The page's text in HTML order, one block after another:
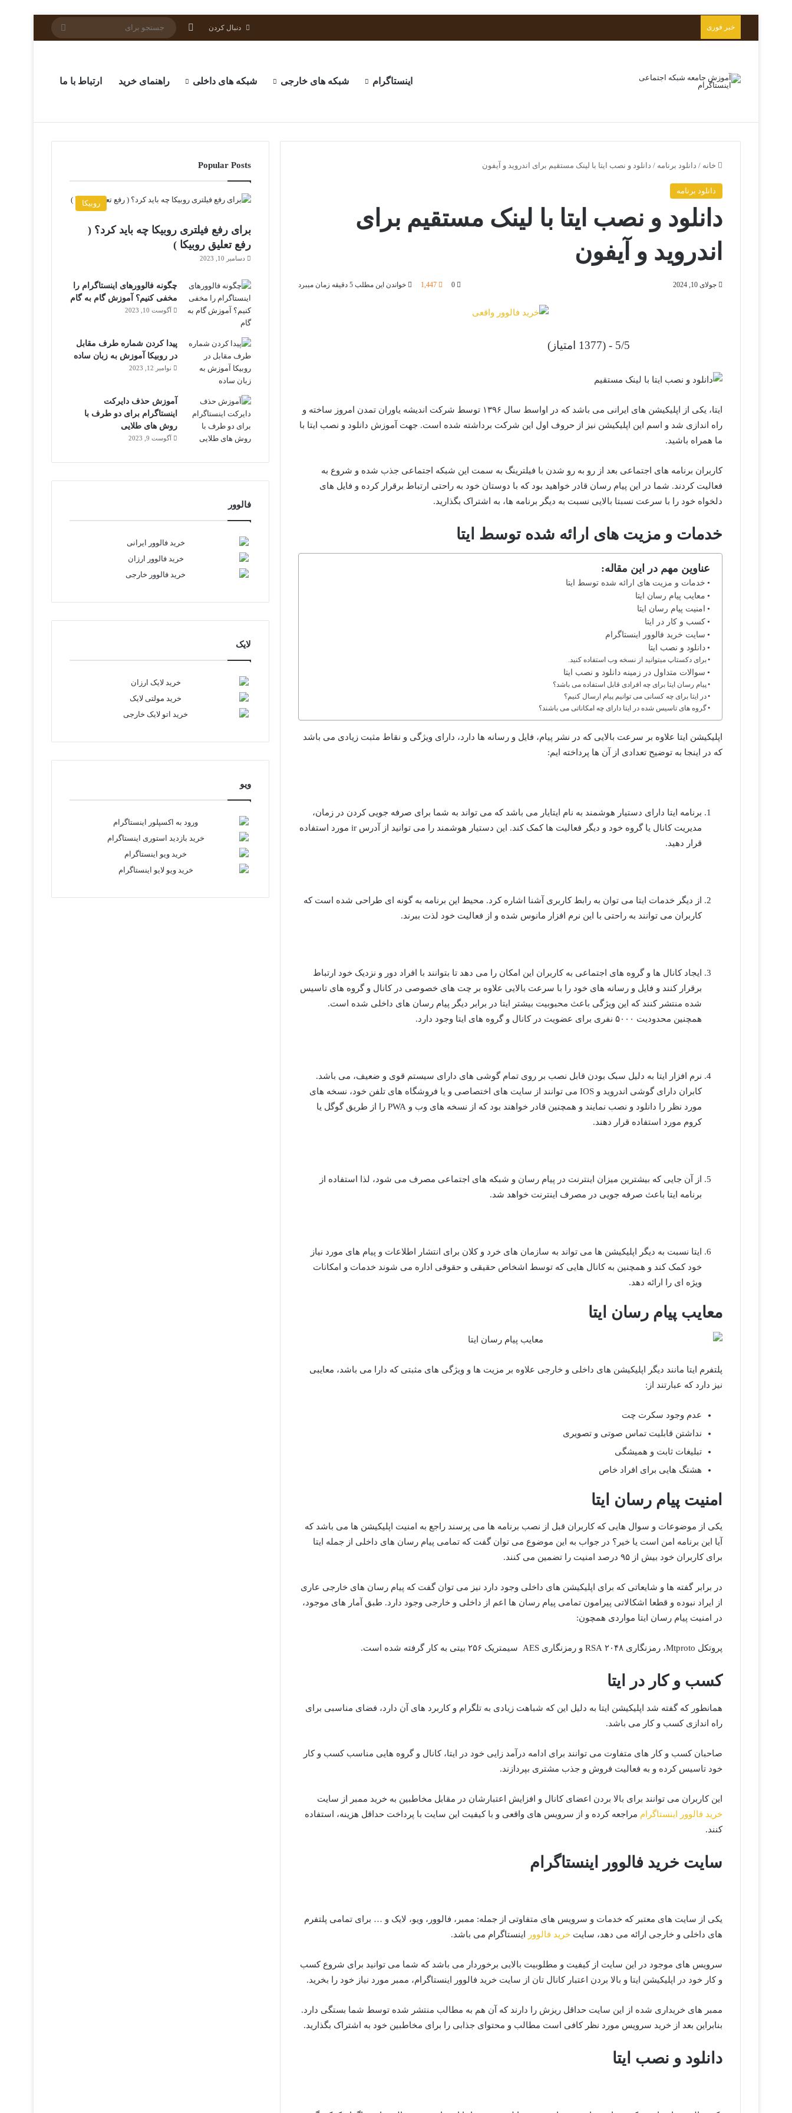
خبر فوری دنبال کردن سایدبار
اینستاگرام شبکه های خارجی شبکه های داخلی راهنمای خرید ارتباط با ما
خانه / دانلود برنامه / دانلود و نصب ایتا با لینک مستقیم برای اندروید و آیفون
دانلود برنامه
دانلود و نصب ایتا با لینک مستقیم برای
اندروید و آیفون
جولای 10, 2024 0
1,447 خواندن این مطلب 5 دقیقه زمان میبرد
5/5 - (1377 امتیاز)
ایتا، یکی از اپلیکیشن های ایرانی می باشد که در اواسط سال ۱۳۹۶ توسط شرکت اندیشه یاوران تمدن امروز ساخته و
راه اندازی شد و اسم این اپلیکیشن نیز از حروف اول این شرکت برداشته شده است. جهت آموزش دانلود و نصب ایتا با
ما همراه باشید.
کاربران برنامه های اجتماعی بعد از رو به رو شدن با فیلترینگ به سمت این شبکه اجتماعی جذب شده و شروع به
فعالیت کردند. شما در این پیام رسان قادر خواهید بود که با دوستان خود به راحتی ارتباط برقرار کرده و فایل های
دلخواه خود را با سرعت نسبتا بالایی نسبت به دیگر برنامه ها، به اشتراک بگذارید.
خدمات و مزیت های ارائه شده توسط ایتا
عناوین مهم در این مقاله:
خدمات و مزیت های ارائه شده توسط ایتا
معایب پیام رسان ایتا
امنیت پیام رسان ایتا
کسب و کار در ایتا
سایت خرید فالوور اینستاگرام
دانلود و نصب ایتا
برای دکستاپ میتوانید از نسخه وب استفاده کنید.
سوالات متداول در زمینه دانلود و نصب ایتا
پیام رسان ایتا برای چه افرادی قابل استفاده می باشد؟
در ایتا برای چه کسانی می توانیم پیام ارسال کنیم؟
گروه های تاسیس شده در ایتا دارای چه امکاناتی می باشند؟
اپلیکیشن ایتا علاوه بر سرعت بالایی که در نشر پیام، فایل و رسانه ها دارد، دارای ویژگی و نقاط مثبت زیادی می باشد
که در اینجا به توضیح تعدادی از آن ها پرداخته ایم:
برنامه ایتا دارای دستیار هوشمند به نام ایتایار می باشد که می تواند به شما برای صرفه جویی کردن در زمان،
مدیریت کانال یا گروه خود و دیگر فعالیت ها کمک کند. این دستیار هوشمند را می توانید از آدرس ir مورد استفاده
قرار دهید.
از دیگر خدمات ایتا می توان به رابط کاربری آشنا اشاره کرد. محیط این برنامه به گونه ای طراحی شده است که
کاربران می توانند به راحتی با این نرم افزار مانوس شده و از فعالیت خود لذت ببرند.
ایجاد کانال ها و گروه های اجتماعی به کاربران این امکان را می دهد تا بتوانند با افراد دور و نزدیک خود ارتباط
برقرار کنند و فایل و رسانه های خود را با سرعت بالایی علاوه بر چت های خصوصی در کانال و گروه های تاسیس
شده منتشر کنند که این ویژگی باعث محبوبیت بیشتر ایتا در برابر دیگر پیام رسان های داخلی شده است.
همچنین محدودیت ۵۰۰۰ نفری برای عضویت در کانال و گروه های ایتا وجود دارد.
نرم افزار ایتا به دلیل سبک بودن قابل نصب بر روی تمام گوشی های دارای سیستم قوی و ضعیف، می باشد.
کابران دارای گوشی اندروید و IOS می توانند از سایت های اختصاصی و یا فروشگاه های تلفن خود، نسخه های
مورد نظر را دانلود و نصب نمایند و همچنین قادر خواهند بود که از نسخه های وب و PWA را از طریق گوگل یا
کروم مورد استفاده قرار دهند.
از آن جایی که بیشترین میزان اینترنت در پیام رسان و شبکه های اجتماعی مصرف می شود، لذا استفاده از
برنامه ایتا باعث صرفه جویی در مصرف اینترنت خواهد شد.
ایتا نسبت به دیگر اپلیکیشن ها می تواند به سازمان های خرد و کلان برای انتشار اطلاعات و پیام های مورد نیاز
خود کمک کند و همچنین به کانال هایی که توسط اشخاص حقیقی و حقوقی اداره می شوند خدمات و امکانات
ویژه ای را ارائه دهد.
معایب پیام رسان ایتا
پلتفرم ایتا مانند دیگر اپلیکیشن های داخلی و خارجی علاوه بر مزیت ها و ویژگی های مثبتی که دارا می باشد، معایبی
نیز دارد که عبارتند از:
عدم وجود سکرت چت
نداشتن قابلیت تماس صوتی و تصویری
تبلیغات ثابت و همیشگی
هشتگ هایی برای افراد خاص
امنیت پیام رسان ایتا
یکی از موضوعات و سوال هایی که کاربران قبل از نصب برنامه ها می پرسند راجع به امنیت اپلیکیشن ها می باشد که
آیا این برنامه امن است یا خیر؟ در جواب به این موضوع می توان گفت که تمامی پیام رسان های داخلی از جمله ایتا
برای کاربران خود بیش از ۹۵ درصد امنیت را تضمین می کنند.
در برابر گفته ها و شایعاتی که برای اپلیکیشن های داخلی وجود دارد نیز می توان گفت که پیام رسان های خارجی عاری
از ایراد نبوده و قطعا اشکالاتی پیرامون تمامی پیام رسان ها اعم از داخلی و خارجی وجود دارد. طبق آمار های موجود،
در امنیت پیام رسان ایتا مواردی همچون:
پروتکل Mtproto، رمزنگاری ۲۰۴۸ RSA و رمزنگاری AES سیمتریک ۲۵۶ بیتی به کار گرفته شده است.
کسب و کار در ایتا
همانطور که گفته شد اپلیکیشن ایتا به دلیل این که شباهت زیادی به تلگرام و کاربرد های آن دارد، فضای مناسبی برای
راه اندازی کسب و کار می باشد.
صاحبان کسب و کار های متفاوت می توانند برای ادامه درآمد زایی خود در ایتا، کانال و گروه هایی مناسب کسب و کار
خود تاسیس کرده و به فعالیت فروش و جذب مشتری بپردازند.
این کاربران می توانند برای بالا بردن اعضای کانال و افزایش اعتبارشان در مقابل مخاطبین به خرید ممبر از سایت
خرید فالوور اینستاگرام مراجعه کرده و از سرویس های واقعی و با کیفیت این سایت با پرداخت حداقل هزینه، استفاده
کنند.
سایت خرید فالوور اینستاگرام
یکی از سایت های معتبر که خدمات و سرویس های متفاوتی از جمله: ممبر، فالوور، ویو، لایک و … برای تمامی پلتفرم
های داخلی و خارجی ارائه می دهد، سایت خرید فالوور اینستاگرام می باشد.
سرویس های موجود در این سایت از کیفیت و مطلوبیت بالایی برخوردار می باشد که شما می توانید برای شروع کسب
و کار خود در اپلیکیشن ایتا و بالا بردن اعتبار کانال تان از سایت خرید فالوور اینستاگرام، ممبر مورد نیاز خود را بخرید.
ممبر های خریداری شده از این سایت حداقل ریزش را دارند که آن هم به مطالب منتشر شده توسط شما بستگی دارد.
بنابراین بعد از خرید سرویس مورد نظر کافی است مطالب و محتوای جذابی را برای مخاطبین خود به اشتراک بگذارید.
دانلود و نصب ایتا
Popular Posts
روبیکا
برای رفع فیلتری روبیکا چه باید کرد؟ (
رفع تعلیق روبیکا )
دسامبر 10, 2023
چگونه فالوورهای اینستاگرام را
مخفی کنیم؟ آموزش گام به گام
آگوست 10, 2023
پیدا کردن شماره طرف مقابل
در روبیکا آموزش به زبان ساده
نوامبر 12, 2023
آموزش حذف دایرکت
اینستاگرام برای دو طرف با
روش های طلایی
آگوست 9, 2023
فالوور
لایک
ویو